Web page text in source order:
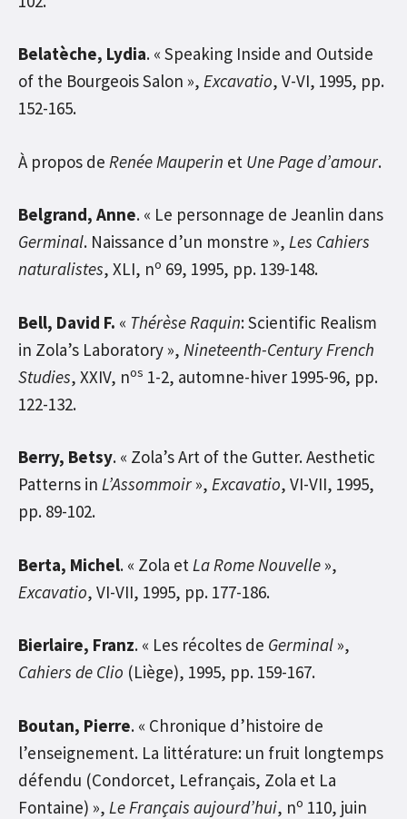
Belatèche, Lydia. « Speaking Inside and Outside
of the Bourgeois Salon », Excavatio, V-VI, 1995, pp.
152-165.
À propos de Renée Mauperin et Une Page d’amour.
Belgrand, Anne. « Le personnage de Jeanlin dans
Germinal. Naissance d’un monstre », Les Cahiers
naturalistes, XLI, no 69, 1995, pp. 139-148.
Bell, David F. « Thérèse Raquin: Scientific Realism
in Zola’s Laboratory », Nineteenth-Century French
Studies, XXIV, nos 1-2, automne-hiver 1995-96, pp.
122-132.
Berry, Betsy. « Zola’s Art of the Gutter. Aesthetic
Patterns in L’Assommoir », Excavatio, VI-VII, 1995,
pp. 89-102.
Berta, Michel. « Zola et La Rome Nouvelle »,
Excavatio, VI-VII, 1995, pp. 177-186.
Bierlaire, Franz. « Les récoltes de Germinal »,
Cahiers de Clio (Liège), 1995, pp. 159-167.
Boutan, Pierre. « Chronique d’histoire de
l’enseignement. La littérature: un fruit longtemps
défendu (Condorcet, Lefrançais, Zola et La
Fontaine) », Le Français aujourd’hui, no 110, juin